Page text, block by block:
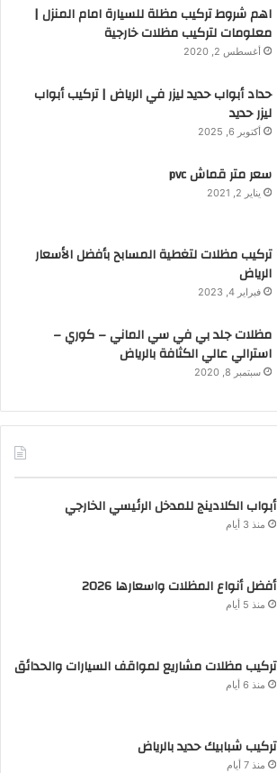
اهم شروط تركيب مظلة للسيارة امام المنزل |
معلومات لتركيب مظلات خارجية
أغسطس 2, 2020
حداد أبواب حديد ليزر في الرياض | تركيب أبواب
ليزر حديد
أكتوبر 6, 2025
سعر متر قماش pvc
يناير 2, 2021
تركيب مظلات لتغطية المسابح بأفضل الأسعار
الرياض
فبراير 4, 2023
مظلات جلد بي في سي الماني – كوري –
استرالي عالي الكثافة بالرياض
سبتمبر 8, 2020
أبواب الكلادينج للمدخل الرئيسي الخارجي
منذ 3 أيام
أفضل أنواع المظلات واسعارها 2026
منذ 5 أيام
تركيب مظلات مشاريع لمواقف السيارات والحدائق
منذ 6 أيام
تركيب شبابيك حديد بالرياض
منذ 7 أيام